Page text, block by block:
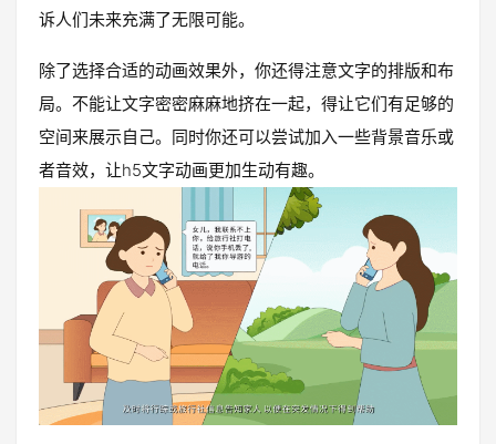
诉人们未来充满了无限可能。
除了选择合适的动画效果外，你还得注意文字的排版和布
局。不能让文字密密麻麻地挤在一起，得让它们有足够的
空间来展示自己。同时你还可以尝试加入一些背景音乐或
者音效，让h5文字动画更加生动有趣。